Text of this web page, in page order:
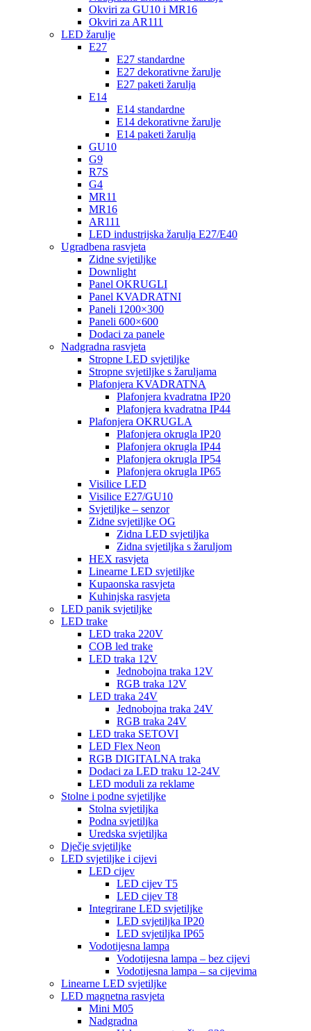
Okviri za GU10 i MR16
Okviri za AR111
LED žarulje
E27
E27 standardne
E27 dekorativne žarulje
E27 paketi žarulja
E14
E14 standardne
E14 dekorativne žarulje
E14 paketi žarulja
GU10
G9
R7S
G4
MR11
MR16
AR111
LED industrijska žarulja E27/E40
Ugradbena rasvjeta
Zidne svjetiljke
Downlight
Panel OKRUGLI
Panel KVADRATNI
Paneli 1200×300
Paneli 600×600
Dodaci za panele
Nadgradna rasvjeta
Stropne LED svjetiljke
Stropne svjetiljke s žaruljama
Plafonjera KVADRATNA
Plafonjera kvadratna IP20
Plafonjera kvadratna IP44
Plafonjera OKRUGLA
Plafonjera okrugla IP20
Plafonjera okrugla IP44
Plafonjera okrugla IP54
Plafonjera okrugla IP65
Visilice LED
Visilice E27/GU10
Svjetiljke – senzor
Zidne svjetiljke OG
Zidna LED svjetiljka
Zidna svjetiljka s žaruljom
HEX rasvjeta
Linearne LED svjetiljke
Kupaonska rasvjeta
Kuhinjska rasvjeta
LED panik svjetiljke
LED trake
LED traka 220V
COB led trake
LED traka 12V
Jednobojna traka 12V
RGB traka 12V
LED traka 24V
Jednobojna traka 24V
RGB traka 24V
LED traka SETOVI
LED Flex Neon
RGB DIGITALNA traka
Dodaci za LED traku 12-24V
LED moduli za reklame
Stolne i podne svjetiljke
Stolna svjetiljka
Podna svjetiljka
Uredska svjetiljka
Dječje svjetiljke
LED svjetiljke i cijevi
LED cijev
LED cijev T5
LED cijev T8
Integrirane LED svjetiljke
LED svjetiljka IP20
LED svjetiljka IP65
Vodotijesna lampa
Vodotijesna lampa – bez cijevi
Vodotijesna lampa – sa cijevima
Linearne LED svjetiljke
LED magnetna rasvjeta
Mini M05
Nadgradna